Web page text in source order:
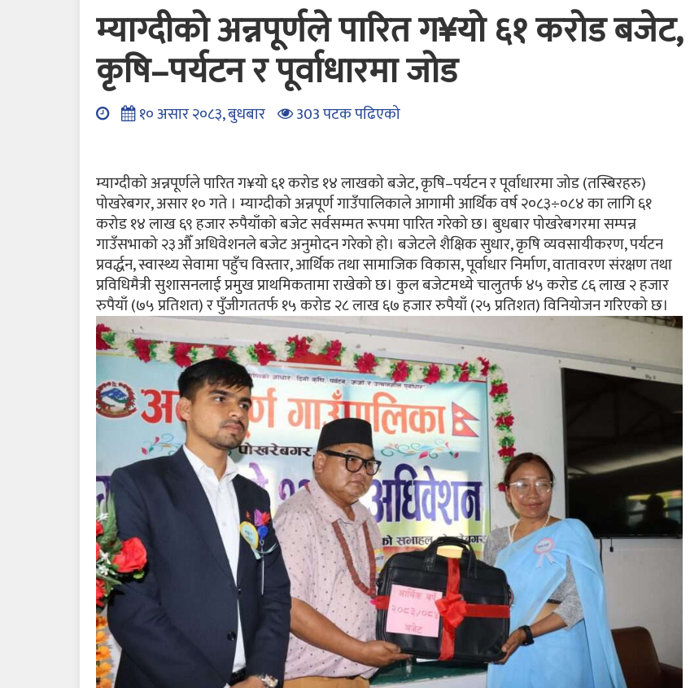
म्याग्दीको अन्नपूर्णले पारित ग¥यो ६१ करोड बजेट,
कृषि–पर्यटन र पूर्वाधारमा जोड
१० असार २०८३, बुधबार 303 पटक पढिएको
म्याग्दीको अन्नपूर्णले पारित ग¥यो ६१ करोड १४ लाखको बजेट, कृषि–पर्यटन र पूर्वाधारमा जोड (तस्बिरहरु)
पोखरेबगर, असार १० गते । म्याग्दीको अन्नपूर्ण गाउँपालिकाले आगामी आर्थिक वर्ष २०८३÷०८४ का लागि ६१
करोड १४ लाख ६९ हजार रुपैयाँको बजेट सर्वसम्मत रूपमा पारित गरेको छ। बुधबार पोखरेबगरमा सम्पन्न
गाउँसभाको २३औँ अधिवेशनले बजेट अनुमोदन गरेको हो। बजेटले शैक्षिक सुधार, कृषि व्यवसायीकरण, पर्यटन
प्रवर्द्धन, स्वास्थ्य सेवामा पहुँच विस्तार, आर्थिक तथा सामाजिक विकास, पूर्वाधार निर्माण, वातावरण संरक्षण तथा
प्रविधिमैत्री सुशासनलाई प्रमुख प्राथमिकतामा राखेको छ। कुल बजेटमध्ये चालुतर्फ ४५ करोड ८६ लाख २ हजार
रुपैयाँ (७५ प्रतिशत) र पुँजीगततर्फ १५ करोड २८ लाख ६७ हजार रुपैयाँ (२५ प्रतिशत) विनियोजन गरिएको छ।